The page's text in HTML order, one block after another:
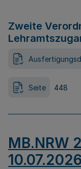
Zweite
Seite 448
MB.NRW
10.07.2026